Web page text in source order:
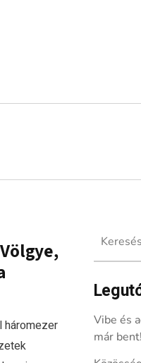
háromezer
Vibe és
már bent!